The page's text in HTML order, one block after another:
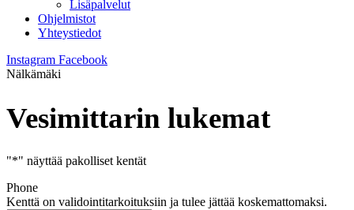
Lisäpalvelut
Ohjelmistot
Yhteystiedot
Instagram Facebook
Nälkämäki
Vesimittarin lukemat
"*" näyttää pakolliset kentät
Phone
Kenttä on validointitarkoituksiin ja tulee jättää koskemattomaksi.